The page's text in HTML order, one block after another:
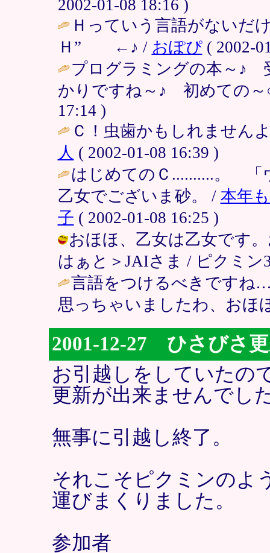
2002-01-08 18:16 )
Ｈっていう言語がないだ
Ｈ” ←♪ / おぽぴ( 2002-
プログラミングの本～♪
かりですね～♪ 初めての～
17:14 )
Ｃ！虫歯かもしれません
人 ( 2002-01-08 16:39 )
はじめてのＣ..........。 「
乙女でございま砂。 / 本年
子 ( 2002-01-08 16:25 )
おほほ、乙女は乙女です
はぁと＞JAIさま / ピクミン
言語をつけるべきですね
思っちゃいましたわ、おほ
2001-12-27 ひさびさ
お引越しをしていたの
更新が出来ませんでし
無事に引越し終了。
それこそピクミンのよ
運びまくりました。
参加者